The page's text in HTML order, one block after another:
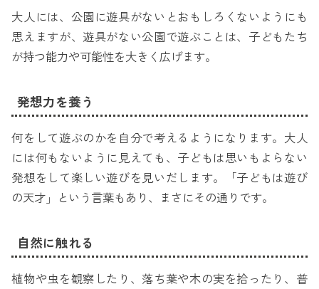
大人には、公園に遊具がないとおもしろくないようにも
思えますが、遊具がない公園で遊ぶことは、子どもたち
が持つ能力や可能性を大きく広げます。
発想力を養う
何をして遊ぶのかを自分で考えるようになります。大人
には何もないように見えても、子どもは思いもよらない
発想をして楽しい遊びを見いだします。「子どもは遊び
の天才」という言葉もあり、まさにその通りです。
自然に触れる
植物や虫を観察したり、落ち葉や木の実を拾ったり、普